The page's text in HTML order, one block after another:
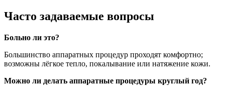
Часто задаваемые вопросы
Больно ли это?
Большинство аппаратных процедур проходят комфортно;
возможны лёгкое тепло, покалывание или натяжение кожи.
Можно ли делать аппаратные процедуры круглый год?